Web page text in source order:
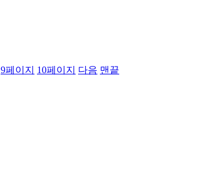
9페이지 10페이지 다음 맨끝